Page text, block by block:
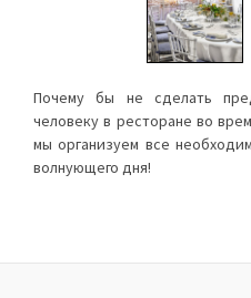
Почему бы не сделать
человеку в ресторане во
мы организуем все
волнующего дня!